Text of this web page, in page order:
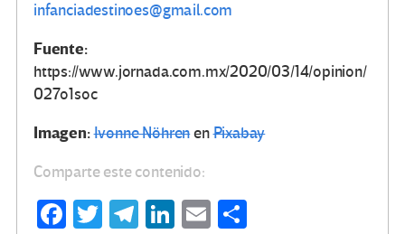
infanciadestinoes@gmail.com
Fuente:
https://www.jornada.com.mx/2020/03/14/opinion/
027o1soc
Imagen:Ivonne NöhrenenPixabay
Comparte este contenido:
Fa T
Te
Li
E